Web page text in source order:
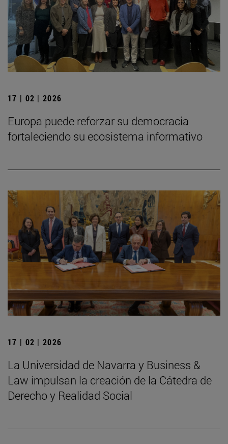
17 | 02 | 2026
Europa puede reforzar su democracia
fortaleciendo su ecosistema informativo
17 | 02 | 2026
La Universidad de Navarra y Business &
Law impulsan la creación de la Cátedra de
Derecho y Realidad Social